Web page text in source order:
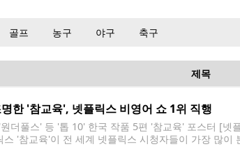
골프 농구 야구 축구
제목
한 '참교육', 넷플릭스 비영어 쇼 1위 직행
더풀스' 등 '톱 10' 한국 작품 5편 '참교육' 포스터 [넷
스 '참교육'이 전 세계 넷플릭스 시청자들이 가장 많이